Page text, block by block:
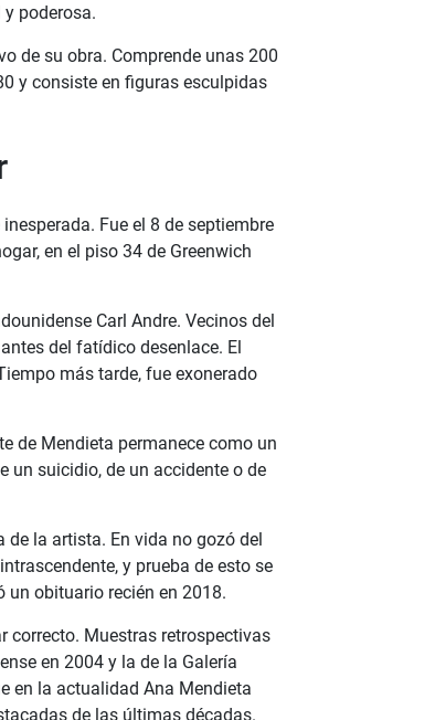
poderosa.
de su obra. Comprende unas 200
y consiste en figuras esculpidas
Fue el 8 de septiembre
en el piso 34 de Greenwich
Carl Andre. Vecinos del
del fatídico desenlace. El
más tarde, fue exonerado
de Mendieta permanece como un
un suicidio, de un accidente o de
de la artista. En vida no gozó del
y prueba de esto se
un obituario recién en 2018.
correcto. Muestras retrospectivas
en 2004 y la de la Galería
en la actualidad Ana Mendieta
de las últimas décadas.